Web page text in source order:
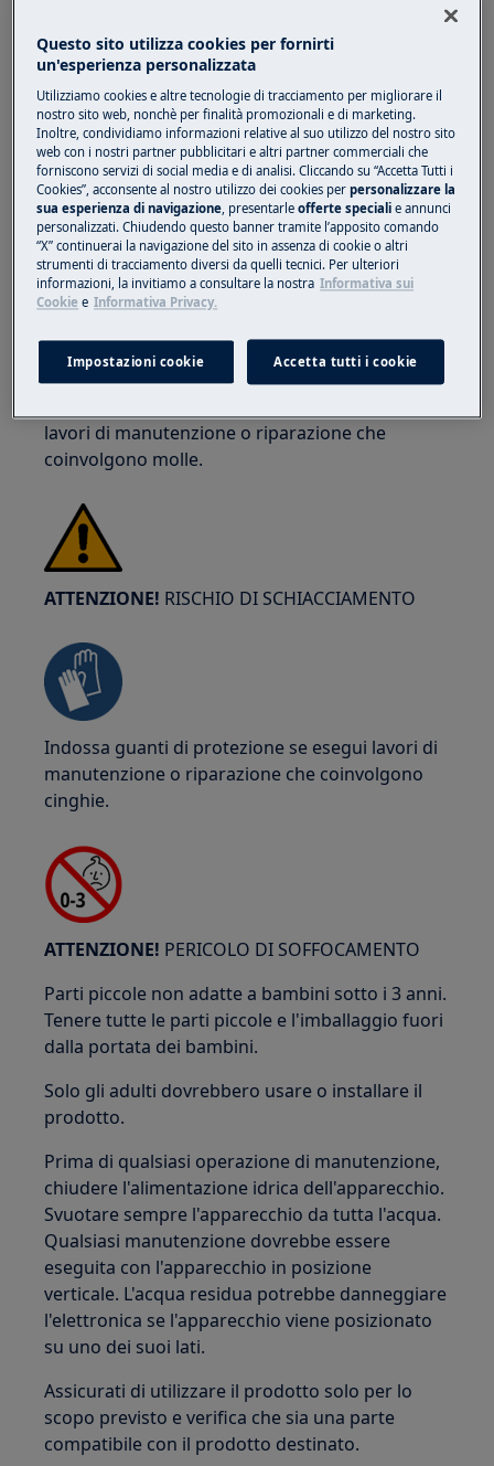
Utilizzare sempre guanti da lavoro e calzature di
sicurezza. Indossare guanti da lavoro in ogni
momento per proteggersi dai tagli dovuti a
bordi affilati.
ATTENZIONE!RISCHIO DI LESIONI OCULARI
lavori di manutenzione o riparazione che
coinvolgono molle.
ATTENZIONE! RISCHIO DI SCHIACCIAMENTO
Indossa guanti di protezione se esegui lavori di
manutenzione o riparazione che coinvolgono
cinghie.
ATTENZIONE! PERICOLO DI SOFFOCAMENTO
Parti piccole non adatte a bambini sotto i 3 anni.
Tenere tutte le parti piccole e l'imballaggio fuori
dalla portata dei bambini.
Solo gli adulti dovrebbero usare o installare il
prodotto.
Prima di qualsiasi operazione di manutenzione,
chiudere l'alimentazione idrica dell'apparecchio.
Svuotare sempre l'apparecchio da tutta l'acqua.
Qualsiasi manutenzione dovrebbe essere
eseguita con l'apparecchio in posizione
verticale. L'acqua residua potrebbe danneggiare
l'elettronica se l'apparecchio viene posizionato
su uno dei suoi lati.
Assicurati di utilizzare il prodotto solo per lo
scopo previsto e verifica che sia una parte
compatibile con il prodotto destinato.
Questo sito utilizza cookies per fornirti
un'esperienza personalizzata
Utilizziamo cookies e altre tecnologie di tracciamento per migliorare il
nostro sito web, nonchè per finalità promozionali e di marketing.
Inoltre, condividiamo informazioni relative al suo utilizzo del nostro sito
web con i nostri partner pubblicitari e altri partner commerciali che
forniscono servizi di social media e di analisi. Cliccando su “Accetta Tutti i
Cookies”, acconsente al nostro utilizzo dei cookies perpersonalizzare la
sua esperienza di navigazione, presentarleofferte speciali e annunci
personalizzati. Chiudendo questo banner tramite l’apposito comando
“X” continuerai la navigazione del sito in assenza di cookie o altri
strumenti di tracciamento diversi da quelli tecnici. Per ulteriori
informazioni, la invitiamo a consultare la nostra Informativa sui
Cookie e Informativa Privacy.
Impostazioni cookie Accetta tutti i cookie